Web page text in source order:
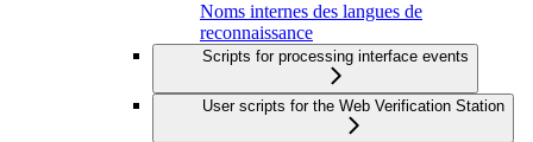
Noms internes des langues de
reconnaissance
Scripts for processing interface events
User scripts for the Web Verification Station